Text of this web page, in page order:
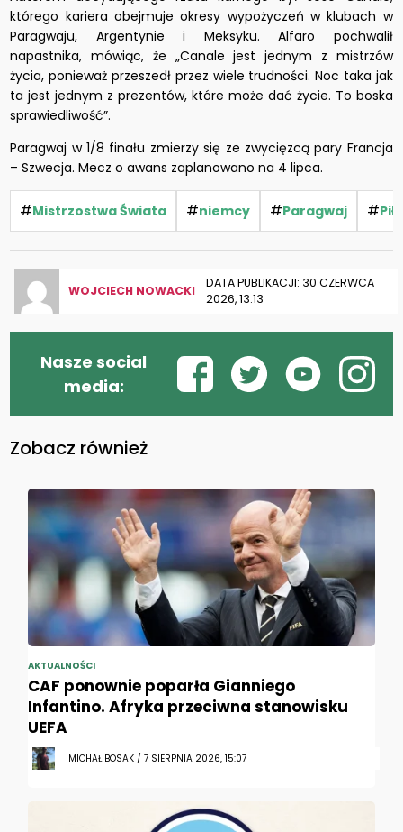
którego kariera obejmuje okresy wypożyczeń w klubach w
Paragwaju, Argentynie i Meksyku. Alfaro pochwalił
napastnika, mówiąc, że „Canale jest jednym z mistrzów
życia, ponieważ przeszedł przez wiele trudności. Noc taka jak
ta jest jednym z prezentów, które może dać życie. To boska
sprawiedliwość”.
Paragwaj w 1/8 finału zmierzy się ze zwycięzcą pary Francja
– Szwecja. Mecz o awans zaplanowano na 4 lipca.
#Mistrzostwa Świata #niemcy #Paragwaj #
WOJCIECH NOWACKI
DATA PUBLIKACJI: 30 CZERWCA
2026, 13:13
Nasze social
media:
Zobacz również
AKTUALNOŚCI
CAF ponownie poparła Gianniego
Infantino. Afryka przeciwna stanowisku
UEFA
MICHAŁ BOSAK / 7 SIERPNIA 2026, 15:07